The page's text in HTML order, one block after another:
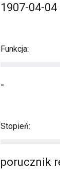
1907-04-04
Funkcja:
-
Stopień:
porucznik